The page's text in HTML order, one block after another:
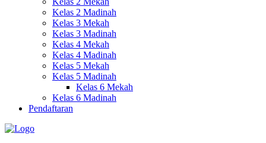
Kelas 2 Madinah
Kelas 3 Mekah
Kelas 3 Madinah
Kelas 4 Mekah
Kelas 4 Madinah
Kelas 5 Mekah
Kelas 5 Madinah
Kelas 6 Mekah
Kelas 6 Madinah
Pendaftaran